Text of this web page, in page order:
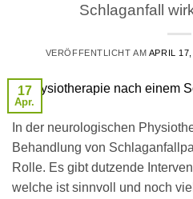
Schlaganfall
VERÖFFENTLICHT AM APRIL
17
Apr.
In der neurologischen
Behandlung von
Rolle. Es gibt dutzende
welche ist sinnvoll und noch